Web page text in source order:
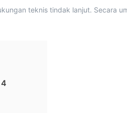
teknis tindak lanjut. Secara